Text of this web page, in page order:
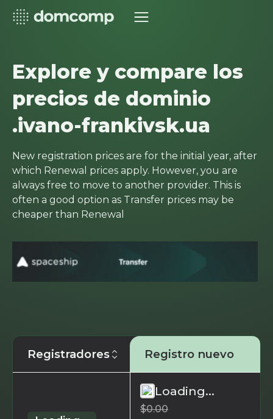
Explore y compare los
precios de dominio
.ivano-frankivsk.ua
New registration prices are for the initial year, after
which Renewal prices apply. However, you are
always free to move to another provider. This is
often a good option as Transfer prices may be
cheaper than Renewal
Registradores Registro nuevo
Loading...
$0.00